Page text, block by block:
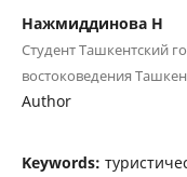
Нажмиддинова Н
Студент Ташкентский
востоковедения
Author
Keywords: